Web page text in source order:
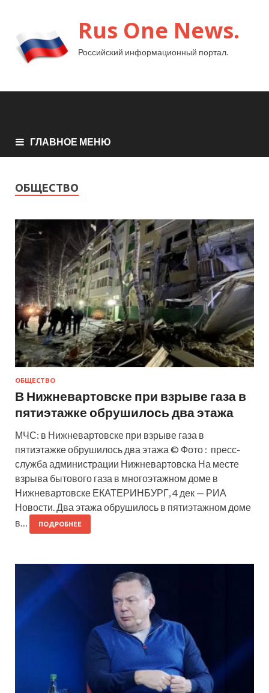
Rus One News.
Российский информационный портал.
ГЛАВНОЕ МЕНЮ
ОБЩЕСТВО
ОБЩЕСТВО
В Нижневартовске при взрыве газа в
пятиэтажке обрушилось два этажа
МЧС: в Нижневартовске при взрыве газа в
пятиэтажке обрушилось два этажа © Фото : пресс-
служба администрации Нижневартовска На месте
взрыва бытового газа в многоэтажном доме в
Нижневартовске ЕКАТЕРИНБУРГ, 4 дек — РИА
Новости. Два этажа обрушилось в пятиэтажном доме
в…
ПОДРОБНЕЕ